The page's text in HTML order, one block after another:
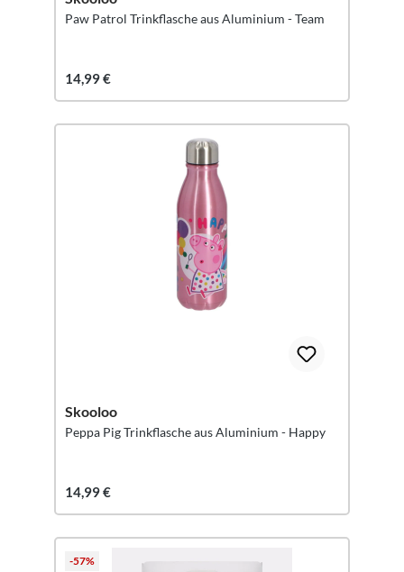
Paw Patrol Trinkflasche aus Aluminium - Team
14,99 €
Skooloo
Peppa Pig Trinkflasche aus Aluminium - Happy
14,99 €
-57%